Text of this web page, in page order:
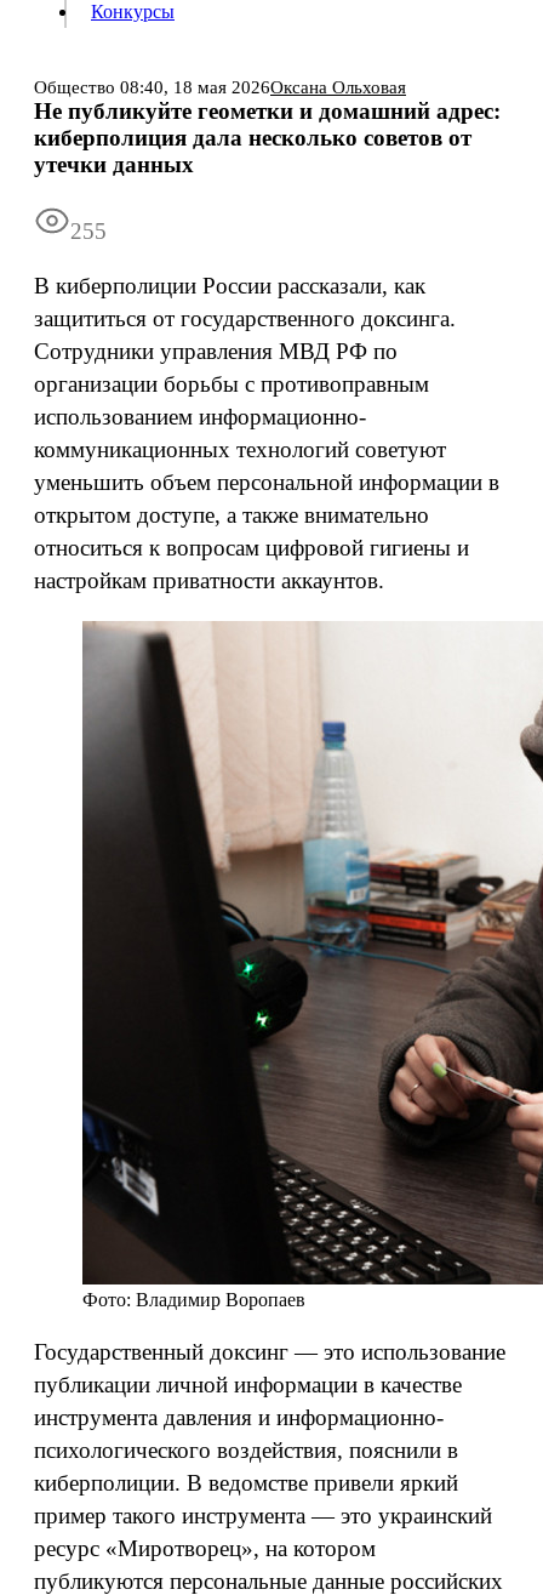
Информация Подписка
Конкурсы
Общество 08:40, 18 мая 2026Оксана Ольховая
Не публикуйте геометки и домашний адрес:
киберполиция дала несколько советов от
утечки данных
255
В киберполиции России рассказали, как
защититься от государственного доксинга.
Сотрудники управления МВД РФ по
организации борьбы с противоправным
использованием информационно-
коммуникационных технологий советуют
уменьшить объем персональной информации в
открытом доступе, а также внимательно
относиться к вопросам цифровой гигиены и
настройкам приватности аккаунтов.
Фото: Владимир Воропаев
Государственный доксинг — это использование
публикации личной информации в качестве
инструмента давления и информационно-
психологического воздействия, пояснили в
киберполиции. В ведомстве привели яркий
пример такого инструмента — это украинский
ресурс «Миротворец», на котором
публикуются персональные данные российских